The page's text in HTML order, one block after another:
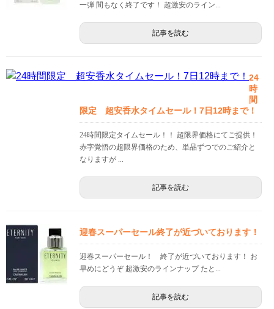
一弾 間もなく終了です！ 超激安のライン...
記事を読む
24
時
間
限定 超安香水タイムセール！7日12時まで！
24時間限定タイムセール！！ 超限界価格にてご提供！
赤字覚悟の超限界価格のため、単品ずつでのご紹介と
なりますが ...
記事を読む
迎春スーパーセール終了が近づいております！
迎春スーパーセール！ 終了が近づいております！ お
早めにどうぞ 超激安のラインナップ たと...
記事を読む